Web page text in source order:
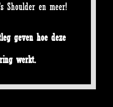
Shoulder en meer!
geven hoe deze
werkt.